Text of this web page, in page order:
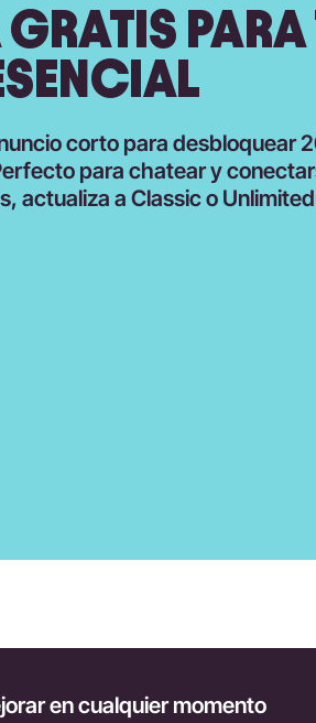
GRATIS
corto para desbloquear
para chatear y
actualiza a Classic o
en cualquier momento